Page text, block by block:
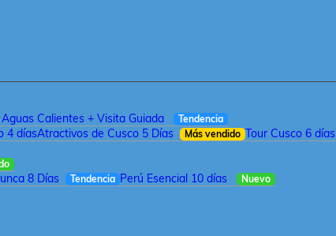
Calientes + Visita Guiada Tendencia
4 díasAtractivos de Cusco 5 Días Más vendido Tour Cusco 6 días
8 Días Tendencia Perú Esencial 10 días Nuevo